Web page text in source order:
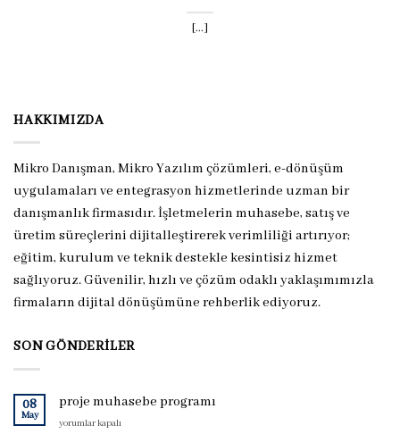
[...]
HAKKIMIZDA
Mikro Danışman, Mikro Yazılım çözümleri, e-dönüşüm
uygulamaları ve entegrasyon hizmetlerinde uzman bir
danışmanlık firmasıdır. İşletmelerin muhasebe, satış ve
üretim süreçlerini dijitalleştirerek verimliliği artırıyor;
eğitim, kurulum ve teknik destekle kesintisiz hizmet
sağlıyoruz. Güvenilir, hızlı ve çözüm odaklı yaklaşımımızla
firmaların dijital dönüşümüne rehberlik ediyoruz.
SON GÖNDERILER
08
May
proje muhasebe programı
proje
yorumlar kapalı